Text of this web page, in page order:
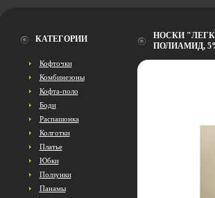
КАТЕГОРИИ
Кофточки
Комбинезоны
Кофта-поло
Боди
Распашонка
Колготки
Платье
Юбки
Ползунки
Панамы
НОСКИ
ПОЛИАМИД,